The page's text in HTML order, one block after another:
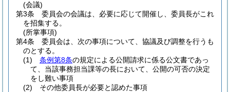
(会議)
第3条
委員会の会議は、必要に応じて開催し、委員長がこれ
を招集する。
(所掌事項)
第4条
委員会は、次の事項について、協議及び調整を行うも
のとする。
(1)
条例第8条の規定による公開請求に係る公文書であっ
て、当該事務担当課等の長において、公開の可否の決定
をし難い事項
(2)
その他委員長が必要と認めた事項